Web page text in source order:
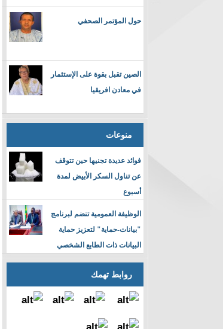
حول المؤتمر الصحفي
الصين تقبل بقوة على الإستثمار
في معادن افريقيا
منوعات
فوائد عديدة تجنيها حين تتوقف
عن تناول السكر الأبيض لمدة
أسبوع
الوظيفة العمومية تنضم لبرنامج
"بيانات-حماية" لتعزيز حماية
البيانات ذات الطابع الشخصي
روابط تهمك